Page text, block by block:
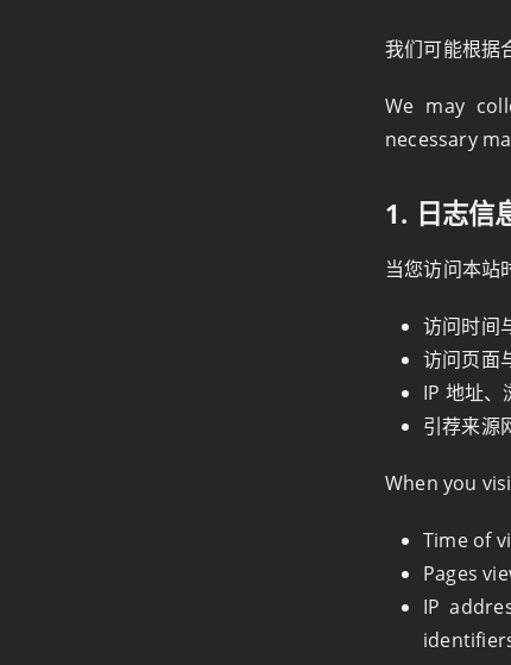
我们可能根据
We may
necessary
1. 日志信
当您访问本站
访问时间
访问页面
IP 地址、
引荐来源
When you
Time of
Pages
IP